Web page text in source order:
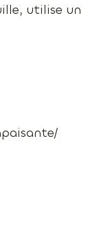
utilise un